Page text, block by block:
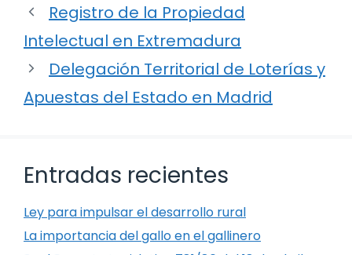
Registro de la Propiedad
Intelectual en Extremadura
Delegación Territorial de Loterías y
Apuestas del Estado en Madrid
Entradas recientes
Ley para impulsar el desarrollo rural
La importancia del gallo en el gallinero